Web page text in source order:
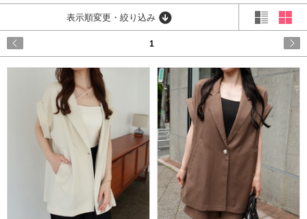
表示順変更・絞り込み
1